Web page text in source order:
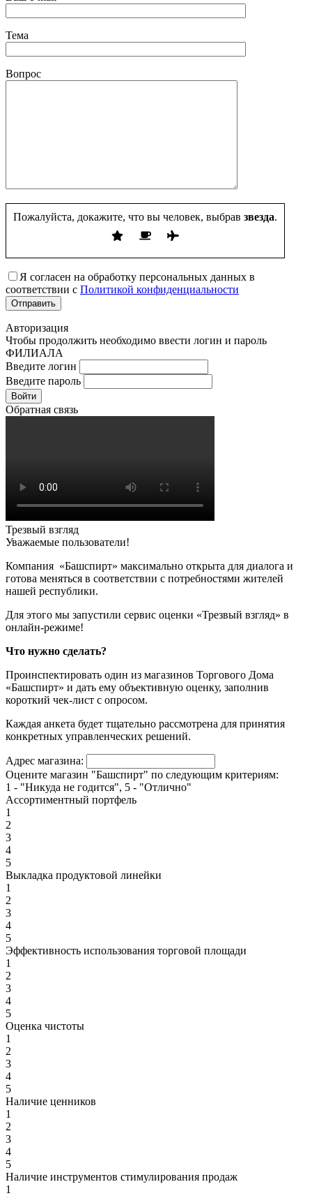
Тема
Вопрос
Пожалуйста, докажите, что вы человек, выбрав звезда.
Я согласен на обработку персональных данных в
соответствии с Политикой конфиденциальности
Авторизация
Чтобы продолжить необходимо ввести логин и пароль
ФИЛИАЛА
Введите логин
Введите пароль
Войти
Обратная связь
Трезвый взгляд
Уважаемые пользователи!
Компания «Башспирт» максимально открыта для диалога и
готова меняться в соответствии с потребностями жителей
нашей республики.
Для этого мы запустили сервис оценки «Трезвый взгляд» в
онлайн-режиме!
Что нужно сделать?
Проинспектировать один из магазинов Торгового Дома
«Башспирт» и дать ему объективную оценку, заполнив
короткий чек-лист с опросом.
Каждая анкета будет тщательно рассмотрена для принятия
конкретных управленческих решений.
Адрес магазина:
Оцените магазин "Башспирт" по следующим критериям:
1 - "Никуда не годится", 5 - "Отлично"
Ассортиментный портфель
1
2
3
4
5
Выкладка продуктовой линейки
1
2
3
4
5
Эффективность использования торговой площади
1
2
3
4
5
Оценка чистоты
1
2
3
4
5
Наличие ценников
1
2
3
4
5
Наличие инструментов стимулирования продаж
1